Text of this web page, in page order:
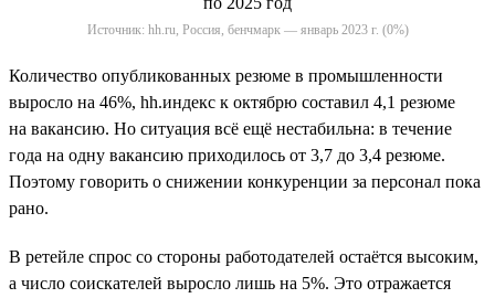
Источник: hh.ru, Россия, бенчмарк — январь 2023 г. (0%)
Количество опубликованных резюме в промышленности
выросло на 46%, hh.индекс к октябрю составил 4,1 резюме
на вакансию. Но ситуация всё ещё нестабильна: в течение
года на одну вакансию приходилось от 3,7 до 3,4 резюме.
Поэтому говорить о снижении конкуренции за персонал пока
рано.
В ретейле спрос со стороны работодателей остаётся высоким,
а число соискателей выросло лишь на 5%. Это отражается